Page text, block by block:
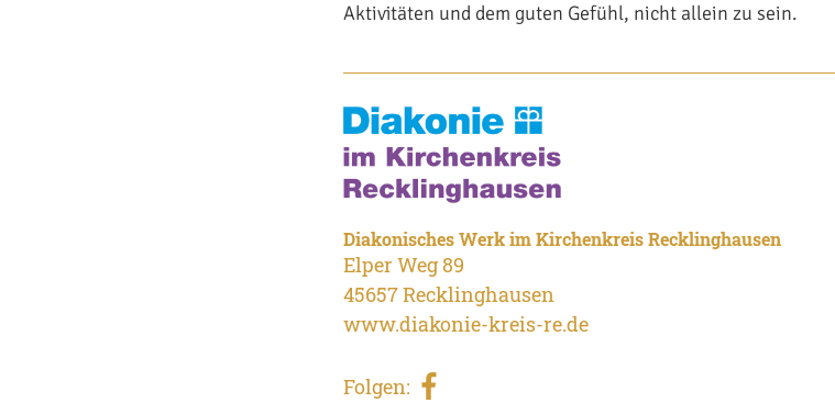
Aktivitäten und dem guten Gefühl, nicht allein zu sein.
Diakonisches Werk im Kirchenkreis Recklinghausen
Elper Weg 89
45657 Recklinghausen
www.diakonie-kreis-re.de
Folgen: